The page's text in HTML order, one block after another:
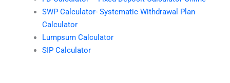
SWP Calculator- Systematic Withdrawal Plan
Calculator
Lumpsum Calculator
SIP Calculator